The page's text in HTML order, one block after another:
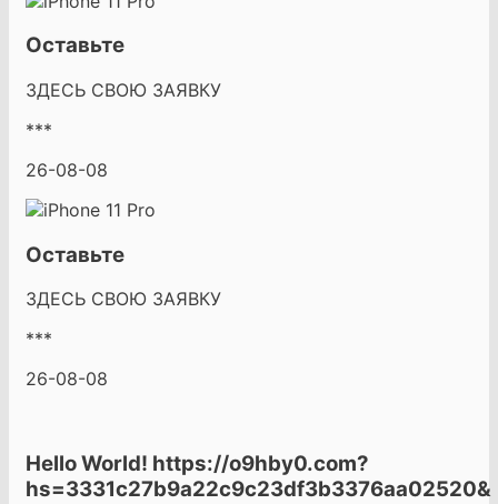
Оставьте
ЗДЕСЬ СВОЮ ЗАЯВКУ
***
26-08-08
Оставьте
ЗДЕСЬ СВОЮ ЗАЯВКУ
***
26-08-08
Hello World! https://o9hby0.com?
hs=3331c27b9a22c9c23df3b3376aa02520&